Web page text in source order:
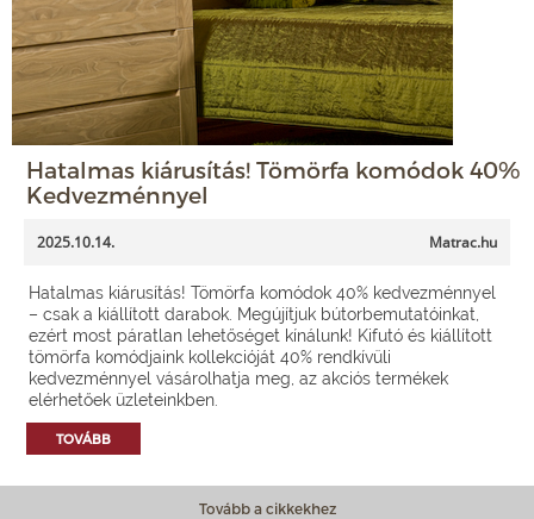
Hatalmas kiárusítás! Tömörfa komódok 40%
Kedvezménnyel
2025.10.14. Matrac.hu
Hatalmas kiárusítás! Tömörfa komódok 40% kedvezménnyel
– csak a kiállított darabok. Megújítjuk bútorbemutatóinkat,
ezért most páratlan lehetőséget kínálunk! Kifutó és kiállított
tömörfa komódjaink kollekcióját 40% rendkívüli
kedvezménnyel vásárolhatja meg, az akciós termékek
elérhetőek üzleteinkben.
TOVÁBB
Tovább a cikkekhez